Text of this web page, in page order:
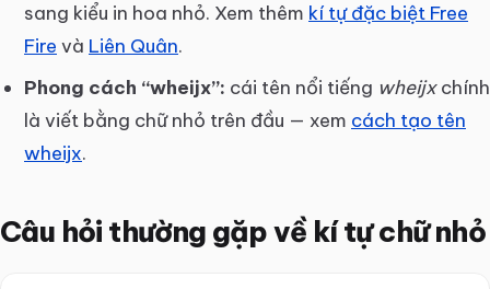
sang kiểu in hoa nhỏ. Xem thêm kí tự đặc biệt Free
Fire và Liên Quân.
Phong cách “wheijx”: cái tên nổi tiếng wheijxchính
là viết bằng chữ nhỏ trên đầu — xem cách tạo tên
wheijx.
Câu hỏi thường gặp về kí tự chữ nhỏ